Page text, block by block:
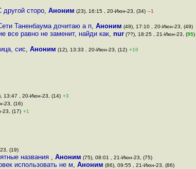
сторо, Аноним (23), 16:15 , 20-Июн-23, (34) –1
Таненбаума дочитаю а п, Аноним (49), 17:10 , 20-Июн-23, (49)
все равно не заменит, найди как, nur (??), 18:25 , 21-Июн-23, (95)
сис, Аноним (12), 13:33 , 20-Июн-23, (12) +10
13:47 , 20-Июн-23, (14) +3
23, (16)
23, (17) +1
(19)
названия , Аноним (75), 08:01 , 21-Июн-23, (75)
использовать не м, Аноним (86), 09:55 , 21-Июн-23, (86)